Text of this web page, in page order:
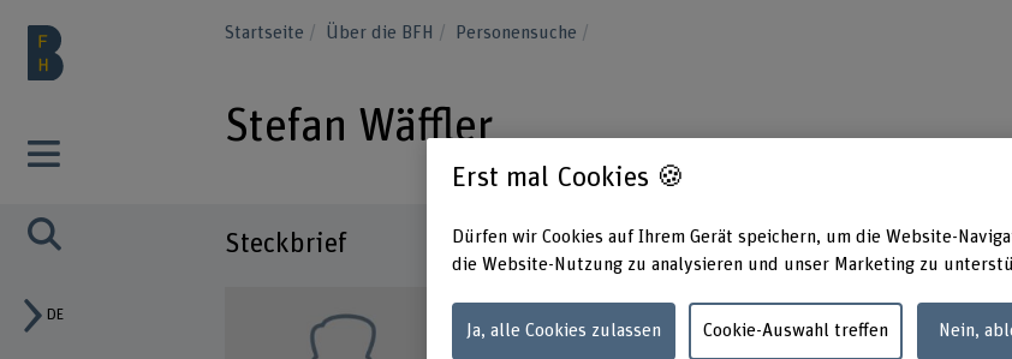
DE
Startseite Über die BFH Personensuche
Stefan Wäffler
Steckbrief
Kontakt
Erst mal Cookies 🍪
Dürfen wir Cookies auf Ihrem Gerät speichern, um die Website-
die Website-Nutzung zu analysieren und unser Marketing zu
Ja, alle Cookies zulassen Cookie-Auswahl treffen Nein,